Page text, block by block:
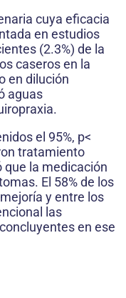
cuya eficacia
en estudios
(2.3%) de la
caseros en la
en dilución
aguas
el 95%, p<
tratamiento
que la medicación
El 58% de los
y entre los
las
en ese